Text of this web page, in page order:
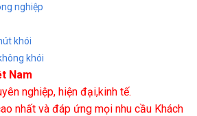
nghiệp
khói
khói
Nam
nghiệp, hiện đại,kinh tế.
nhất và đáp ứng mọi nhu cầu Khách